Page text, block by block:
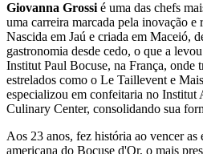
Giovanna Grossi é uma das chefs
uma carreira marcada pela inovação
Nascida em Jaú e criada em Maceió,
gastronomia desde cedo, o que a
Institut Paul Bocuse, na França, onde
estrelados como o Le Taillevent e
especializou em confeitaria no Institut
Culinary Center, consolidando sua
Aos 23 anos, fez história ao vencer as
americana do Bocuse d'Or, o mais